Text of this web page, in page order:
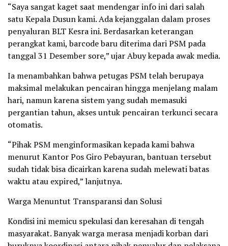
“Saya sangat kaget saat mendengar info ini dari salah
satu Kepala Dusun kami. Ada kejanggalan dalam proses
penyaluran BLT Kesra ini. Berdasarkan keterangan
perangkat kami, barcode baru diterima dari PSM pada
tanggal 31 Desember sore,” ujar Abuy kepada awak media.
Ia menambahkan bahwa petugas PSM telah berupaya
maksimal melakukan pencairan hingga menjelang malam
hari, namun karena sistem yang sudah memasuki
pergantian tahun, akses untuk pencairan terkunci secara
otomatis.
“Pihak PSM menginformasikan kepada kami bahwa
menurut Kantor Pos Giro Pebayuran, bantuan tersebut
sudah tidak bisa dicairkan karena sudah melewati batas
waktu atau expired,” lanjutnya.
Warga Menuntut Transparansi dan Solusi
Kondisi ini memicu spekulasi dan keresahan di tengah
masyarakat. Banyak warga merasa menjadi korban dari